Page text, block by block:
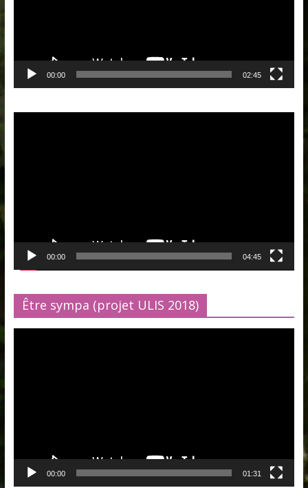
00:00 02:45
00:00 04:45
Être sympa (projet ULIS 2018)
00:00 01:31